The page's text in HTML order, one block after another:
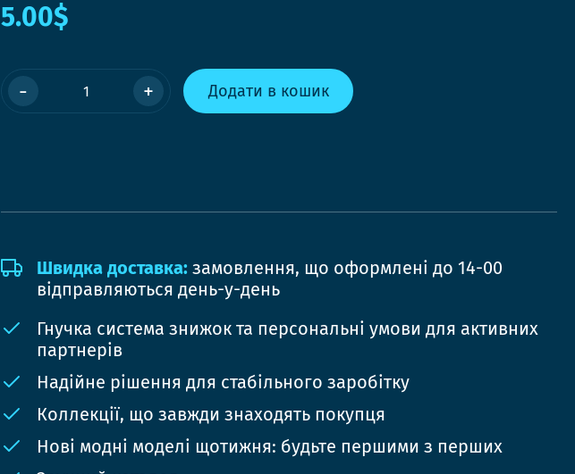
5.00$
- + Додати в кошик
Швидка доставка: замовлення, що оформлені до 14-00
відправляються день-у-день
Гнучка система знижок та персональні умови для активних
партнерів
Надійне рішення для стабільного заробітку
Коллекції, що завжди знаходять покупця
Нові модні моделі щотижня: будьте першими з перших